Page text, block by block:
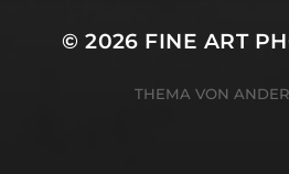
© 2026 FINE ART
THEMA VON